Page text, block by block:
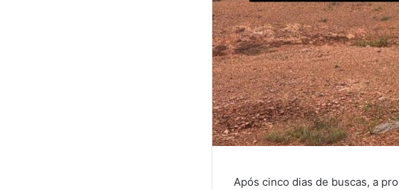
Após cinco dias de buscas, a